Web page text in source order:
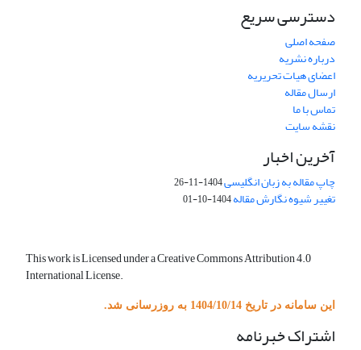
دسترسی سریع
صفحه اصلی
درباره نشریه
اعضای هیات تحریریه
ارسال مقاله
تماس با ما
نقشه سایت
آخرین اخبار
چاپ مقاله به زبان انگلیسی1404-11-26
تغییر شیوه نگارش مقاله1404-10-01
This work is Licensed under a Creative Commons Attribution 4.0
International License.
این سامانه در تاریخ 1404/10/14 به روزرسانی شد.
اشتراک خبرنامه